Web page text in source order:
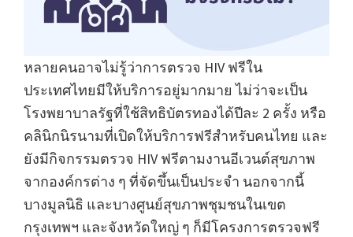
หลายคนอาจไม่รู้ว่าการตรวจ HIV ฟรีใน
ประเทศไทยมีให้บริการอยู่มากมาย ไม่ว่าจะเป็น
โรงพยาบาลรัฐที่ใช้สิทธิบัตรทองได้ปีละ 2 ครั้ง หรือ
คลินิกนิรนามที่เปิดให้บริการฟรีสำหรับคนไทย และ
ยังมีกิจกรรมตรวจ HIV ฟรีตามงานอีเวนต์สุขภาพ
จากองค์กรต่าง ๆ ที่จัดขึ้นเป็นประจำ นอกจากนี้
บางมูลนิธิ และบางศูนย์สุขภาพชุมชนในเขต
กรุงเทพฯ และจังหวัดใหญ่ ๆ ก็มีโครงการตรวจฟรี